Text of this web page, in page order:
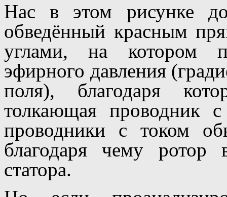
Нас в этом рисунке
обведённый красным
углами, на котором
эфирного давления
поля), благодаря
толкающая проводник
проводники с током
благодаря чему ротор
статора.